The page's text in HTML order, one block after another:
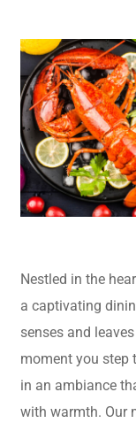
Nestled in the
a captivating
senses and
moment you step
in an ambiance
with warmth. Our